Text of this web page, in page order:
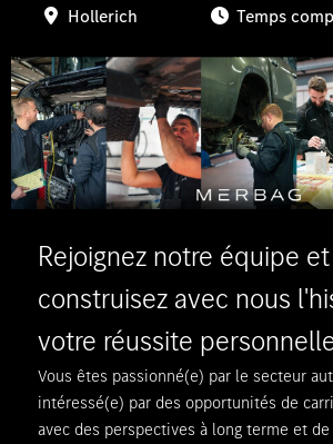
Hollerich
Temps
Rejoignez notre équipe et
construisez avec nous
votre réussite
Vous êtes passionné(e) par le secteur
intéressé(e) par des opportunités de
avec des perspectives à long terme et